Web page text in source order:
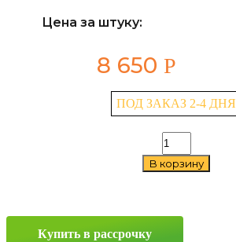
Цена за штуку:
8 650 Р
ПОД ЗАКАЗ 2-4 ДНЯ
Количество
товара
Yokohama
215/55
В корзину
Купить в рассрочку